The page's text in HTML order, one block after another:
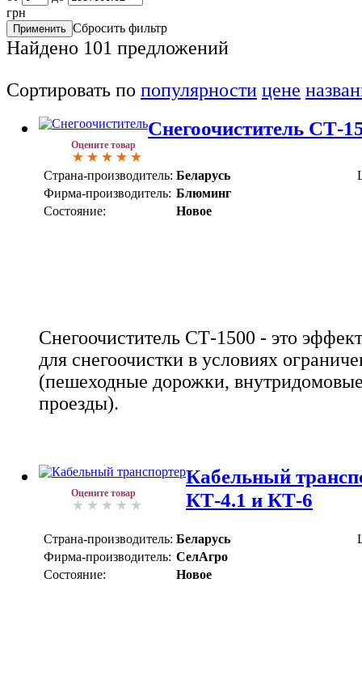
грн
Сбросить фильтр
Найдено 101 предложений
Сортировать по популярности цене
Оцените товар
Снегоочиститель СТ-
Страна-производитель: Беларусь
Фирма-производитель: Блюминг
Состояние:
Новое
Снегоочиститель СТ-1500 - это
для снегоочистки в условиях
(пешеходные дорожки,
проезды).
Оцените товар
Кабельный
КТ-4.1 и КТ-6
Страна-производитель: Беларусь
Фирма-производитель: СелАгро
Состояние:
Новое